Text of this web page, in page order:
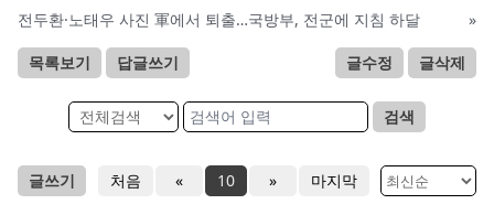
전두환·노태우 사진 軍에서 퇴출…국방부, 전군에 지침 하달 »
목록보기 답글쓰기 글수정 글삭제
검색
글쓰기 처음 « 10 » 마지막